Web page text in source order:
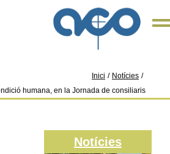
Inici / Notícies /
humana, en la Jornada de consiliaris
Notícies